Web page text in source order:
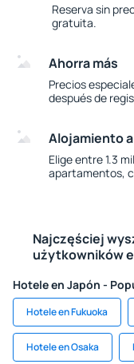
Reserva sin
gratuita.
Ahorra más
Precios
después de
Alojamiento
Elige entre 1.3
apartamentos,
Najczęściej
użytkowników
Hotele en Japón -
Hotele en Fukuoka
Hotele en Osaka